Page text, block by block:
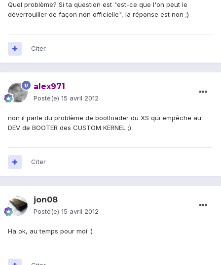
Quel problème? Si ta question est "est-ce que l'on peut le
déverrouiller de façon non officielle", la réponse est non ;)
Citer
alex971
Posté(e) 15 avril 2012
non il parle du problème de bootloader du XS qui empèche au
DEV de BOOTER des CUSTOM KERNEL ;)
Citer
jon08
Posté(e) 15 avril 2012
Ha ok, au temps pour moi :)